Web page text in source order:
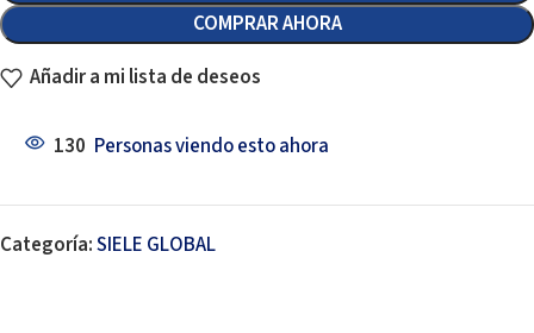
COMPRAR AHORA
Añadir a mi lista de deseos
130 Personas viendo esto ahora
Categoría:SIELE GLOBAL